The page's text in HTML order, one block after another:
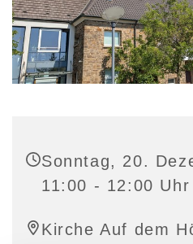
Sonntag, 20.
11:00 - 12:00 Uhr
Kirche Auf dem